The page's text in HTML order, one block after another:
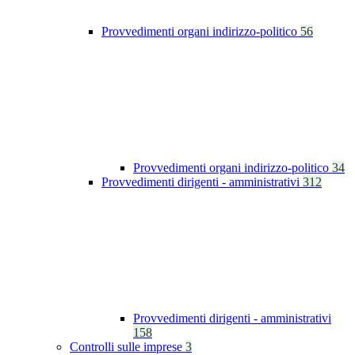
Provvedimenti organi indirizzo-politico 56
Provvedimenti organi indirizzo-politico 34
Provvedimenti dirigenti - amministrativi 312
Provvedimenti dirigenti - amministrativi
158
Controlli sulle imprese 3